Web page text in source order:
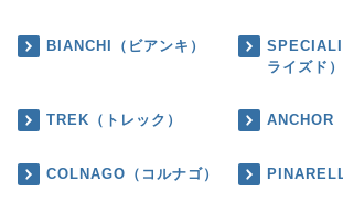
BIANCHI（ビアンキ）
ライズド）
TREK（トレック） ANCHOR
COLNAGO（コルナゴ）